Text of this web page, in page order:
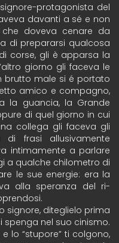
protagonista del
davanti a sé e non
che doveva cenare da
di prepararsi qualcosa
corse, gli è apparsa la
giorno gli faceva le
brutto male si é portato
amico e compagno,
la guancia, la Grande
di quel giorno in cui
collega gli faceva gli
frasi allusivamente
intimamente a parlare
a qualche chilometro di
le sue energie: era la
alla speranza del ri-
signore, diteglielo prima
spenga nel suo cinismo.
lo “stupore” ti colgono,